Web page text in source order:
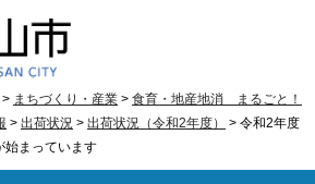
> まちづくり・産業 > 食育・地産地消 まるごと！
> 出荷状況 > 出荷状況（令和2年度）
> 令和2年度
まっています